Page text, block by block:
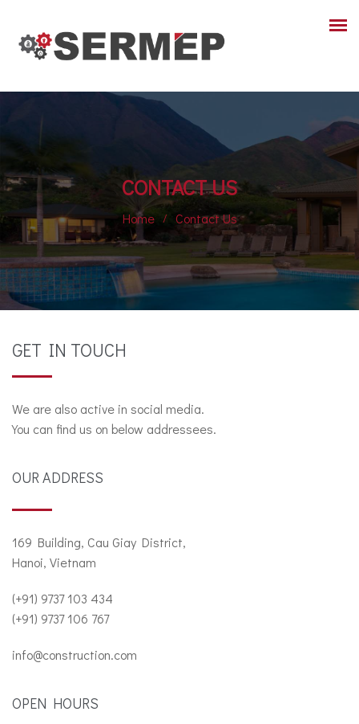
CONTACT US
Home Contact Us
GET IN TOUCH
We are also active in social media.
You can find us on below addressees.
OUR ADDRESS
169 Building, Cau Giay District,
Hanoi, Vietnam
(+91) 9737 103 434
(+91) 9737 106 767
info@construction.com
OPEN HOURS